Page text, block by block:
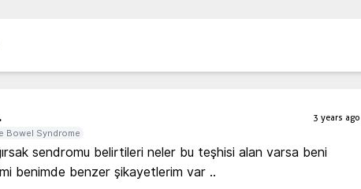
3 years ago
Bowel Syndrome
sendromu belirtileri neler bu teşhisi alan varsa beni
benimde benzer şikayetlerim var ..